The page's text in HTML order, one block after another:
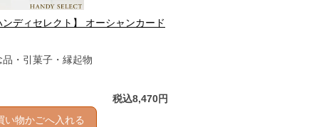
ンディセレクト】 オーシャンカード
品・引菓子・縁起物
税込8,470円
い物かごへ入れる